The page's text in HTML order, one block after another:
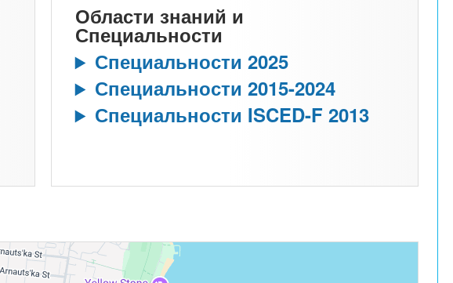
Области знаний и
Специальности
Специальности 2025
Специальности 2015-2024
Специальности ISCED-F 2013